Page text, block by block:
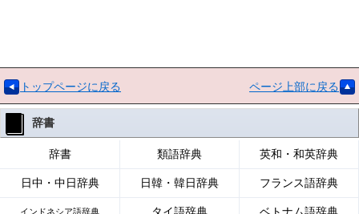
トップページに戻る ページ上部に戻る
辞書
辞書 類語辞典 英和・和英辞典
日中・中日辞典 日韓・韓日辞典 フランス語辞典
インドネシア語辞典